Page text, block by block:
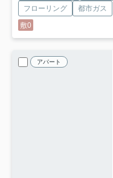
フローリング
都市ガス
敷0
アパート